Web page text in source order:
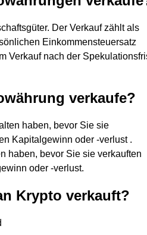
Der Verkauf zählt als
Einkommensteuersatz
Verkauf nach der
verkaufe?
haben, bevor Sie sie
Kapitalgewinn oder -verlust .
haben, bevor Sie sie verkauften
oder -verlust.
Krypto verkauft?